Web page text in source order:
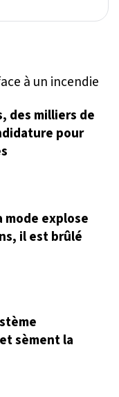
des milliers de
pour
mode explose
il est brûlé
sèment la